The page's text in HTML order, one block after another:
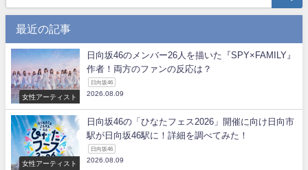
最近の記事
女性アーティスト
日向坂46のメンバー26人を描いた『SPY×FAMILY』
作者！両方のファンの反応は？
日向坂46
2026.08.09
女性アーティスト
日向坂46の「ひなたフェス2026」開催に向け日向市
駅が日向坂46駅に！詳細を調べてみた！
日向坂46
2026.08.09